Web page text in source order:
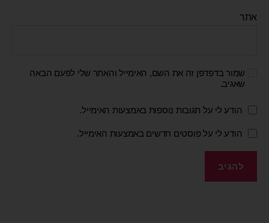
אתר
שמור בדפדפן זה את השם, האימייל והאתר שלי לפעם הבאה
שאגיב.
הודע לי על תגובות נוספות באמצעות האימייל.
הודע לי על פוסטים חדשים באמצעות האימייל.